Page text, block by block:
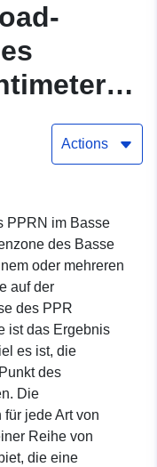
des
de
Actions
PPRN im Basse
des Basse
oder mehreren
auf der
des PPR
ist das Ergebnis
es ist, die
des
Die
jede Art von
Reihe von
die eine